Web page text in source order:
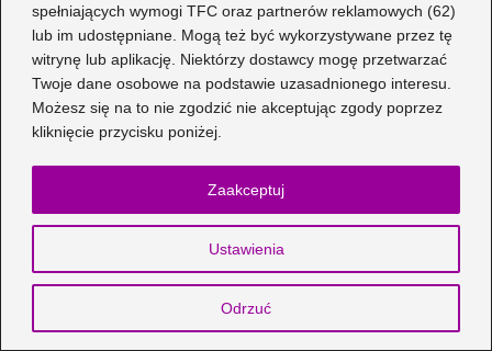
spełniających wymogi TFC oraz partnerów reklamowych (62)
lub im udostępniane. Mogą też być wykorzystywane przez tę
witrynę lub aplikację. Niektórzy dostawcy mogę przetwarzać
Twoje dane osobowe na podstawie uzasadnionego interesu.
Możesz się na to nie zgodzić nie akceptując zgody poprzez
kliknięcie przycisku poniżej.
Ustawienia
Odrzuć
Zaakceptuj
Ile czasu zajmuje wykonanie stroju
marchewki?
Wykonanie stroju marchewki zajmie zaledwie 15
minut, a przy użyciu brystolu tylko kilka minut,
dzięki prostym krokom i materiałom.
Jakie akcesoria można dodać do kostiumu
Aby strój był bardziej interesujący, warto dodać